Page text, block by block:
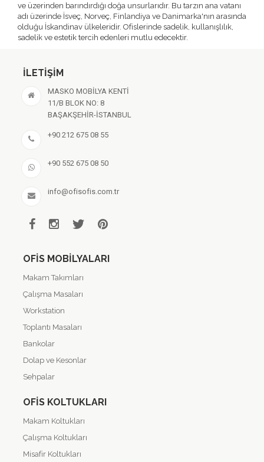
ve üzerinden barındırdığı doğa unsurlarıdır. Bu tarzın ana vatanı
adı üzerinde İsveç, Norveç, Finlandiya ve Danimarka'nın arasında
olduğu İskandinav ülkeleridir. Ofislerinde sadelik, kullanışlılık,
sadelik ve estetik tercih edenleri mutlu edecektir.
İLETIŞIM
MASKO MOBİLYA KENTİ
11/B BLOK NO: 8
BAŞAKŞEHİR-İSTANBUL
+90 212 675 08 55
+90 552 675 08 50
info@ofisofis.com.tr
OFIS MOBILYALARI
Makam Takımları
Çalışma Masaları
Workstation
Toplantı Masaları
Bankolar
Dolap ve Kesonlar
Sehpalar
OFIS KOLTUKLARI
Makam Koltukları
Çalışma Koltukları
Misafir Koltukları